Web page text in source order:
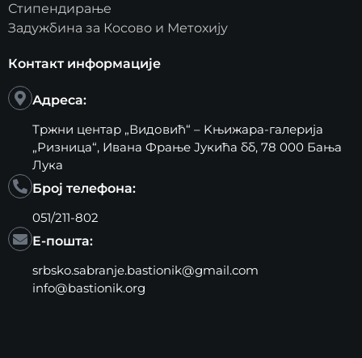
Стипендирање
Задужбина за Косово и Метохију
Контакт информације
Адреса:
Тржни центар „Видовић“ – Kњижара-галерија
„Ризница“, Ивана Фрање Јукића бб, 78 000 Бања
Лука
Број телефона:
051/211-802
Е-пошта:
srbsko.sabranje.bastionik@gmail.com
info@bastionik.org